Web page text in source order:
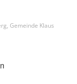
Gemeinde Klaus